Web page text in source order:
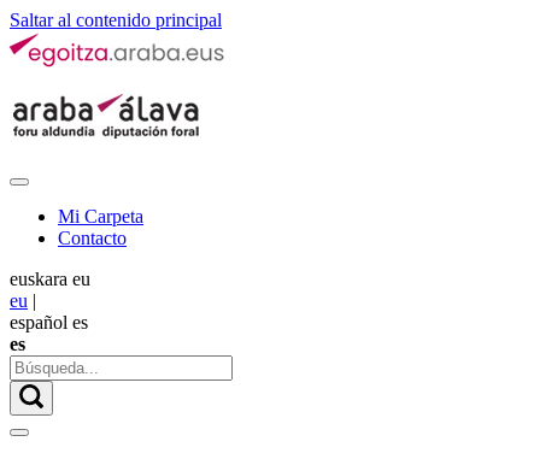
Saltar al contenido principal
Mi Carpeta
Contacto
euskara eu
eu |
español es
es